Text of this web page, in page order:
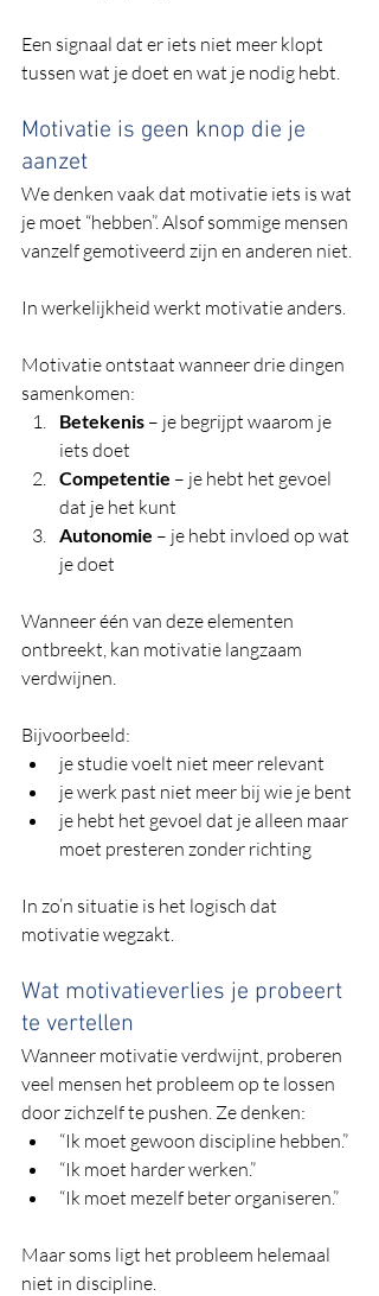
Een signaal dat er iets niet meer klopt
tussen wat je doet en wat je nodig hebt.
Motivatie is geen knop die je
aanzet
We denken vaak dat motivatie iets is wat
je moet “hebben”. Alsof sommige mensen
vanzelf gemotiveerd zijn en anderen niet.
In werkelijkheid werkt motivatie anders.
Motivatie ontstaat wanneer drie dingen
samenkomen:
Betekenis – je begrijpt waarom je
iets doet
Competentie – je hebt het gevoel
dat je het kunt
Autonomie – je hebt invloed op wat
je doet
Wanneer één van deze elementen
ontbreekt, kan motivatie langzaam
verdwijnen.
Bijvoorbeeld:
je studie voelt niet meer relevant
je werk past niet meer bij wie je bent
je hebt het gevoel dat je alleen maar
moet presteren zonder richting
In zo’n situatie is het logisch dat
motivatie wegzakt.
Wat motivatieverlies je probeert
te vertellen
Wanneer motivatie verdwijnt, proberen
veel mensen het probleem op te lossen
door zichzelf te pushen. Ze denken:
“Ik moet gewoon discipline hebben.”
“Ik moet harder werken.”
“Ik moet mezelf beter organiseren.”
Maar soms ligt het probleem helemaal
niet in discipline.